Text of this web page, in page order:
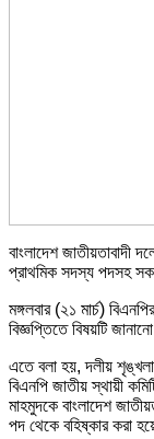
বাংলাদেশ জাতীয়তাবাদী
প্রাথমিক সদস্য পদসহ
মঙ্গলবার (২১ মার্চ)
বিজ্ঞপ্তিতে বিষয়টি
এতে বলা হয়, দলীয় শৃঙ্খলা
বিএনপি জাতীয় স্থায়ী
মাহমুদকে বাংলাদেশ
পদ থেকে বহিষ্কার করা